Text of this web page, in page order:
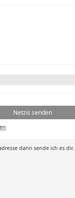
Netzis senden
dann sende ich es dir..